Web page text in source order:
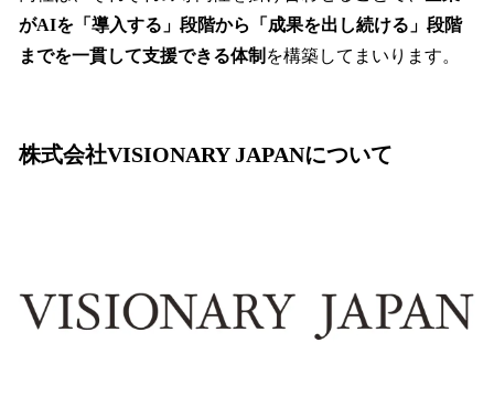
がAIを「導入する」段階から「成果を出し続ける」段階
までを一貫して支援できる体制 を構築してまいります。
株式会社VISIONARY JAPANについて